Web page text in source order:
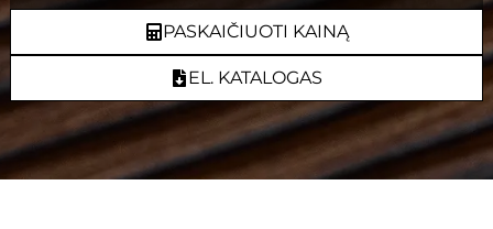
EL. KATALOGAS
PASKAIČIUOTI KAINĄ